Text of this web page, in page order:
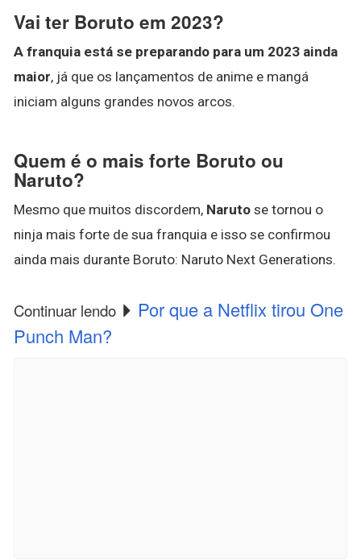
Vai ter Boruto em 2023?
A franquia está se preparando para um 2023 ainda
maior, já que os lançamentos de anime e mangá
iniciam alguns grandes novos arcos.
Quem é o mais forte Boruto ou
Naruto?
Mesmo que muitos discordem, Naruto se tornou o
ninja mais forte de sua franquia e isso se confirmou
ainda mais durante Boruto: Naruto Next Generations.
Continuar lendo
Por que a Netflix tirou One
Punch Man?